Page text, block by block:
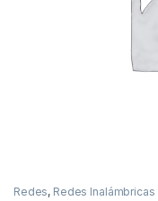
Redes, Redes Inalámbricas